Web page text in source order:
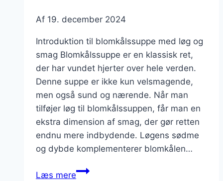
Af 19. december 2024
Introduktion til blomkålssuppe med løg og
smag Blomkålssuppe er en klassisk ret,
der har vundet hjerter over hele verden.
Denne suppe er ikke kun velsmagende,
men også sund og nærende. Når man
tilføjer løg til blomkålssuppen, får man en
ekstra dimension af smag, der gør retten
endnu mere indbydende. Løgens sødme
og dybde komplementerer blomkålen…
Læs mereBlomkålssuppe